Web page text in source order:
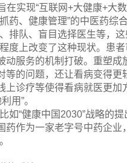
实现“互联网+大健康+大
、健康管理”的中医药综
排队、盲目选择医生等，
度上改变了这种现状。患
服务的机制打破。重塑成
的问题，还让看病变得更
诊疗等使得看病就医更加
用”。
如“健康中国2030”战略的
作为一家老字号中药企业